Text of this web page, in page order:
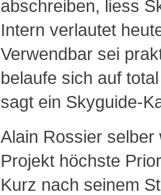
abschreiben, liess
Intern verlautet
Verwendbar sei
belaufe sich auf
sagt ein Skyguide-
Alain Rossier
Projekt höchste
Kurz nach seinem